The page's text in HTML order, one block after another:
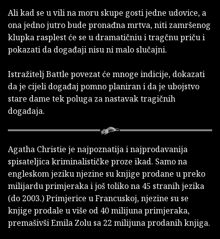
Ali kad se u vili na moru skupe gosti jedne udovice, a
ona jedno jutro bude pronađna mrtva, niti zamršenog
klupka rasplest će se u dramatičniu i tragčnu priču i
pokazati da događaji nisu ni malo slučajni.
Istražitelj Battle povezat će mnoge indicije, dokazati
da je cijeli događaj pomno planiran i da je ubojstvo
stare dame tek poluga za nastavak tragičnih
događaja.
Agatha Christie je najpoznatija i najprodavanija
spisateljica kriminalističke proze ikad. Samo na
engleskom jeziku njezine su knjige prodane u preko
milijardu primjeraka i još toliko na 45 stranih jezika
(do 2003.) Primjerice u Francuskoj, njezine su se
knjige prodale u više od 40 milijuna primjeraka,
premašivši Emila Zolu sa 22 milijuna prodanih knjiga.